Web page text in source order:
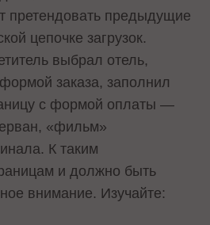
претендовать предыдущие
цепочке загрузок.
выбрал отель,
заказа, заполнил
с формой оплаты —
«фильм»
К таким
и должно быть
внимание. Изучайте: